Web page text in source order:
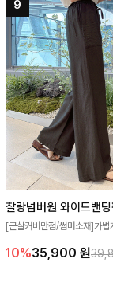
[군살커버만점/썸머소재]가볍
편안하게 착용하실 수 있는
10%35,900 원